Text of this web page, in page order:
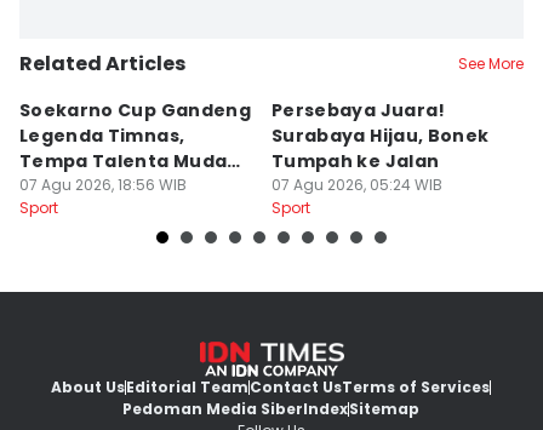
Related Articles See More
Soekarno Cup Gandeng
Legenda Timnas,
Tempa Talenta Muda
Sepak Bola Indonesia
07 Agu 2026, 18:56 WIB
Sport
Persebaya Juara!
Surabaya Hijau, Bonek
Tumpah ke Jalan
07 Agu 2026, 05:24 WIB
Sport
About UsEditorial TeamContact UsTerms of Services
Pedoman Media SiberIndexSitemap